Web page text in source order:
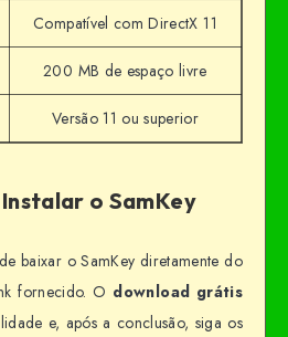
Compatível com DirectX 11
200 MB de espaço livre
Versão 11 ou superior
o SamKey
baixar o SamKey diretamente do
fornecido. O download grátis
e, após a conclusão, siga os